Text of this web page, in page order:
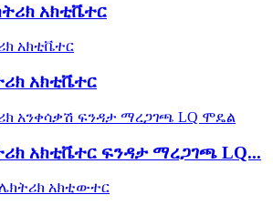
አክቲቬተር
አክቲቬተር
አክቲቬተር ፍንዳታ ማረጋገጫ LQ...